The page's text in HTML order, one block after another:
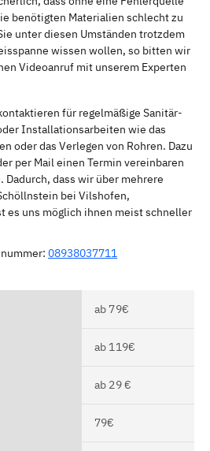
benötigten Materialien schlecht zu
unter diesen Umständen trotzdem
wissen wollen, so bitten wir
Videoanruf mit unserem Experten
für regelmäßige Sanitär-
Installationsarbeiten wie das
oder das Verlegen von Rohren. Dazu
per Mail einen Termin vereinbaren
Dadurch, dass wir über mehrere
bei Vilshofen,
es uns möglich ihnen meist schneller
08938037711
ab 79€
ab 119€
ab 29 €
79€